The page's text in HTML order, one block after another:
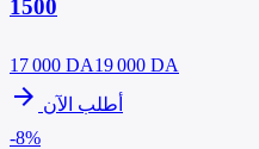
1500
17 000 DA19 000 DA
arrow_forward أطلب الآن
-8%